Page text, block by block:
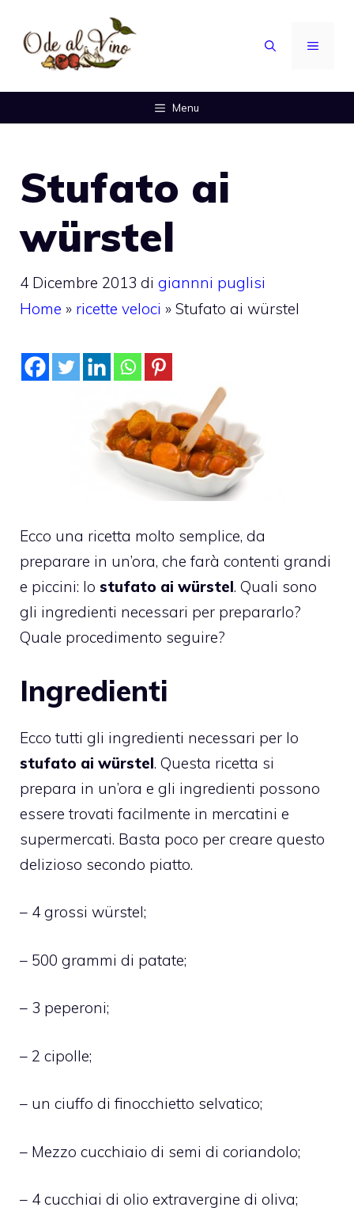
contenuto
MENU
Menu
Stufato ai
würstel
4 Dicembre 2013 di giannni puglisi
Home » ricette veloci » Stufato ai würstel
Ecco una ricetta molto semplice, da
preparare in un’ora, che farà contenti grandi
e piccini: lo stufato ai würstel. Quali sono
gli ingredienti necessari per prepararlo?
Quale procedimento seguire?
Ingredienti
Ecco tutti gli ingredienti necessari per lo
stufato ai würstel. Questa ricetta si
prepara in un’ora e gli ingredienti possono
essere trovati facilmente in mercatini e
supermercati. Basta poco per creare questo
delizioso secondo piatto.
– 4 grossi würstel;
– 500 grammi di patate;
– 3 peperoni;
– 2 cipolle;
– un ciuffo di finocchietto selvatico;
– Mezzo cucchiaio di semi di coriandolo;
– 4 cucchiai di olio extravergine di oliva;